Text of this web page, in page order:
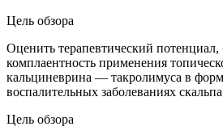
Цель обзора
Оценить терапевтический потенциал,
комплаентность применения
кальциневрина — такролимуса в
воспалительных заболеваниях
Цель обзора